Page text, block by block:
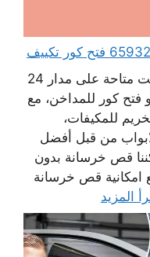
خدمات شركة قص خرسانة الكويت متاحة على مدار 24
فتح كور للمداخن، مع
للمكيفات،
من قبل أفضل
قص خرسانة بدون
امكانية قص خرسانة
المزيد